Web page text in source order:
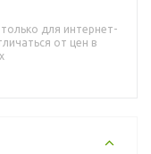
для интернет-
от цен в